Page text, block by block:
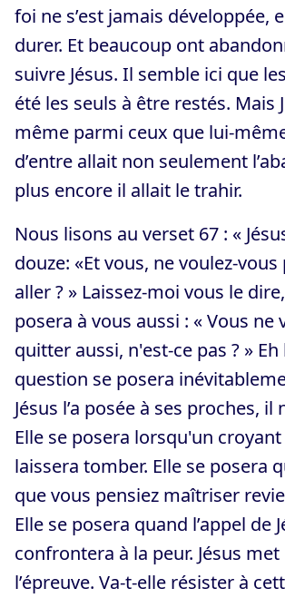
foi ne s’est jamais développée,
durer. Et beaucoup ont
suivre Jésus. Il semble ici que
été les seuls à être restés. Mais
même parmi ceux que lui-
d’entre allait non seulement
plus encore il allait le trahir.
Nous lisons au verset 67 : «
douze: «Et vous, ne voulez-
aller ? » Laissez-moi vous le
posera à vous aussi : « Vous ne
quitter aussi, n'est-ce pas ? »
question se posera
Jésus l’a posée à ses proches,
Elle se posera lorsqu'un
laissera tomber. Elle se posera
que vous pensiez maîtriser
Elle se posera quand l’appel de
confrontera à la peur. Jésus
l’épreuve. Va-t-elle résister à